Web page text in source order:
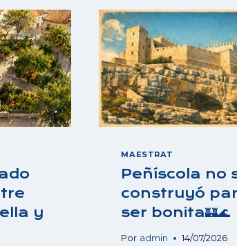
y
MAESTRAT
Peñíscola no
construyó
ser bonita🏰🌊
Por admin 14/07/2026